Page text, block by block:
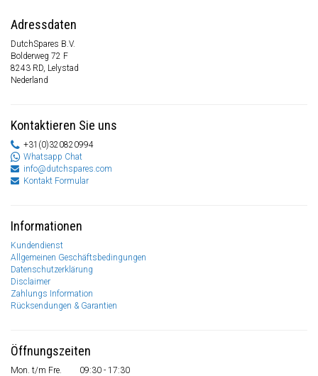
Adressdaten
DutchSpares B.V.
Bolderweg 72 F
8243 RD, Lelystad
Nederland
Kontaktieren Sie uns
+31(0)320820994
Whatsapp Chat
info@dutchspares.com
Kontakt Formular
Informationen
Kundendienst
Allgemeinen Geschäftsbedingungen
Datenschutzerklärung
Disclaimer
Zahlungs Information
Rücksendungen & Garantien
Öffnungszeiten
Mon. t/m Fre.
09:30 - 17:30